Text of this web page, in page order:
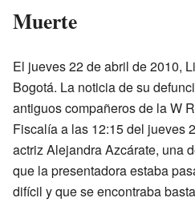
Muerte
El jueves 22 de abril de 2010,
Bogotá. La noticia de su
antiguos compañeros de la W
Fiscalía a las 12:15 del jueves
actriz Alejandra Azcárate, una
que la presentadora estaba
difícil y que se encontraba